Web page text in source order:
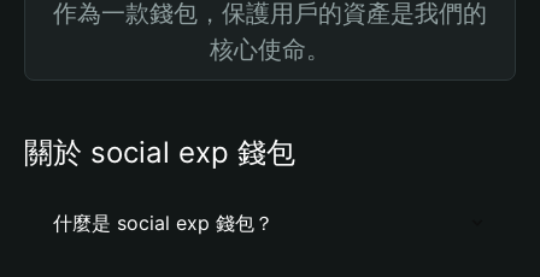
作為一款錢包，保護用戶的資產是我們的
核心使命。
關於 social exp 錢包
什麼是 social exp 錢包？